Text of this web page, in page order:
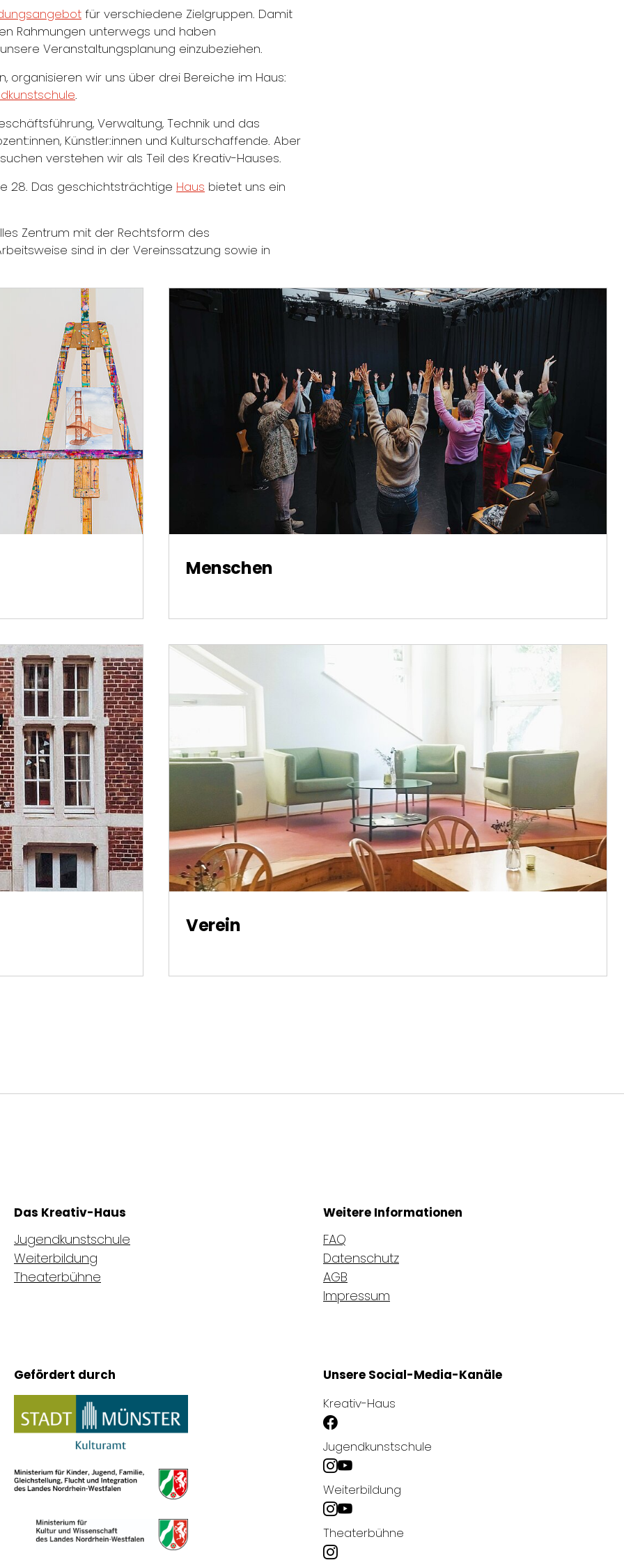
für verschiedene Zielgruppen. Damit
Rahmungen unterwegs und haben
Veranstaltungsplanung einzubeziehen.
wir uns über drei Bereiche im Haus:
.
Verwaltung, Technik und das
Künstler:innen und Kulturschaffende. Aber
verstehen wir als Teil des Kreativ-Hauses.
28. Das geschichtsträchtige Haus bietet uns ein
Zentrum mit der Rechtsform des
sind in der Vereinssatzung sowie in
Menschen
Verein
Das Kreativ-Haus
Jugendkunstschule
Weiterbildung
Theaterbühne
Weitere Informationen
FAQ
Datenschutz
AGB
Impressum
Gefördert durch
Unsere Social-Media-Kanäle
Kreativ-Haus
Jugendkunstschule
Weiterbildung
Theaterbühne